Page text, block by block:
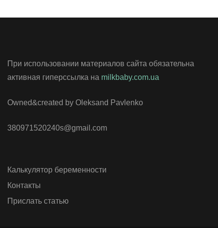
При использовании материалов сайта обязательна
активная гиперссылка на milkbaby.com.ua
Owned&created by Oleksand Pavlenko
380971520240s@gmail.com
Калькулятор беременности
Контакты
Прислать статью